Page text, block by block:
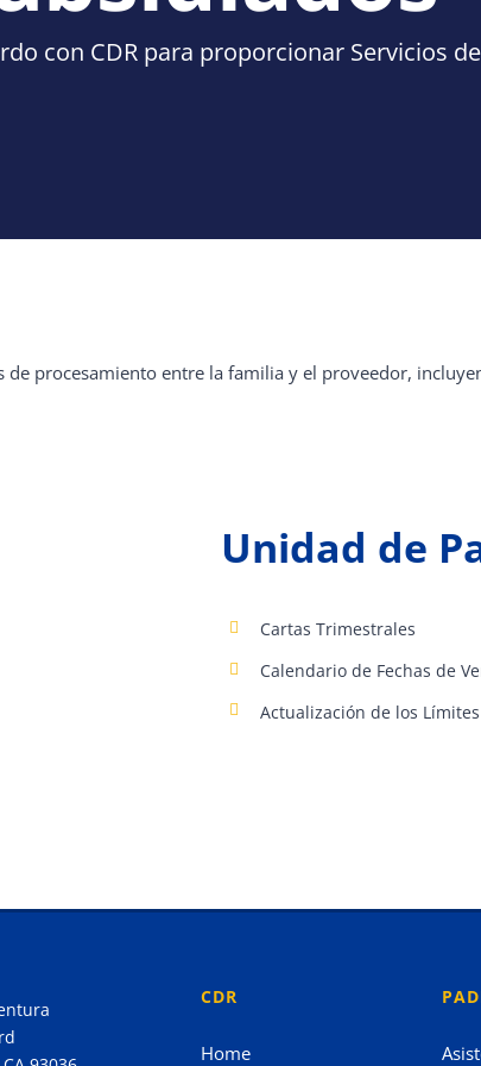
con CDR para proporcionar Servicios
de procesamiento entre la familia y el proveedor,
Unidad de
Cartas Trimestrales
Calendario de Fechas de
Actualización de los
CDR
Home